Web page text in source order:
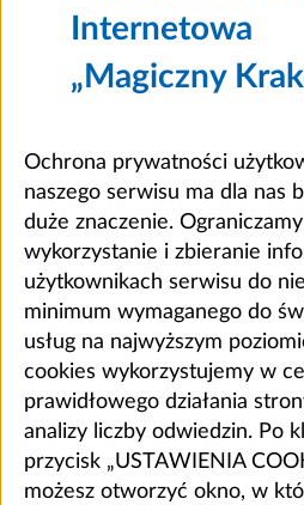
Internetowa
„Magiczny
Ochrona prywatności
naszego serwisu ma dla nas
duże znaczenie. Ograniczamy
wykorzystanie i zbieranie
użytkownikach serwisu do
minimum wymaganego do
usług na najwyższym
cookies wykorzystujemy w
prawidłowego działania
analizy liczby odwiedzin. Po
przycisk „USTAWIENIA
możesz otworzyć okno, w